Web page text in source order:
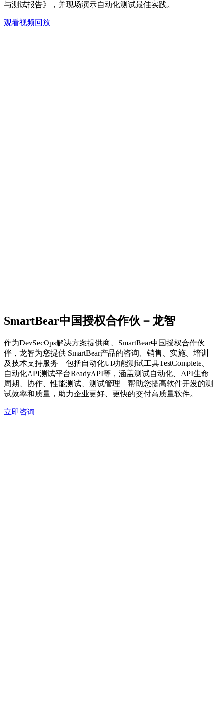
与测试报告》，并现场演示自动化测试最佳实践。
观看视频回放
SmartBear中国授权合作伙－龙智
作为DevSecOps解决方案提供商、SmartBear中国授权合作伙
伴，龙智为您提供 SmartBear产品的咨询、销售、实施、培训
及技术支持服务，包括自动化UI功能测试工具TestComplete、
自动化API测试平台ReadyAPI等，涵盖测试自动化、API生命
周期、协作、性能测试、测试管理，帮助您提高软件开发的测
试效率和质量，助力企业更好、更快的交付高质量软件。
立即咨询